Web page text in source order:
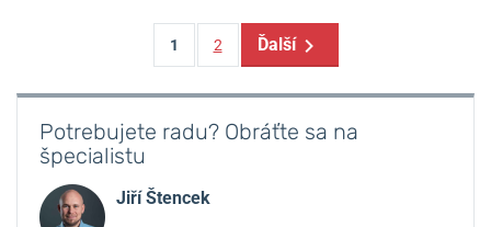
1 2 Ďalší
Potrebujete radu? Obráťte sa na
špecialistu
Jiří Štencek